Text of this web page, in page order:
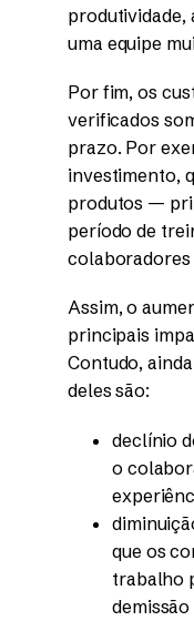
produtividade,
uma equipe
Por fim, os
verificados
prazo. Por
investimento,
produtos —
período de
colaboradores
Assim, o
principais
Contudo,
deles são:
declínio
o
que os
trabalho